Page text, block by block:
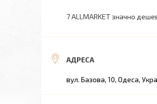
7 ALLMARKET значно
вул. Базова, 10, Одеса,